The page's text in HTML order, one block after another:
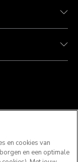
en cookies van
en een optimale